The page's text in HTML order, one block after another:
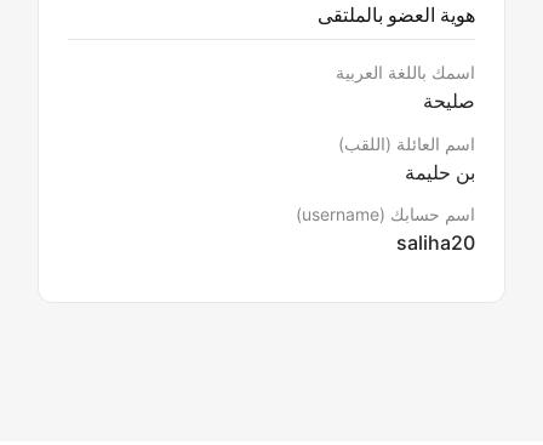
هوية العضو بالملتقى
اسمك باللغة العربية
صليحة
اسم العائلة (اللقب)
بن حليمة
اسم حسابك (username)
saliha20